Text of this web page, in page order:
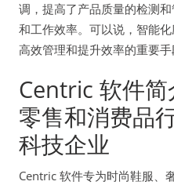
调，提高了产品质量的检测
和工作效率。可以说，智能
高效管理和提升效率的重要手
Centric 软件
零售和消费品
科技企业
Centric 软件专为时尚鞋服、